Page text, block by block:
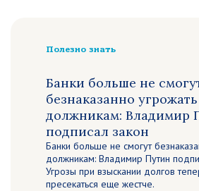
Полезно знать
Банки больше не
безнаказанно угрожать
должникам: Владимир
подписал закон
Банки больше не смогут
должникам: Владимир Путин
Угрозы при взыскании долгов
пресекаться еще жестче.